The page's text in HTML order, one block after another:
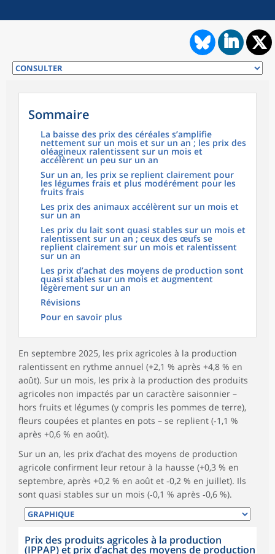
Sommaire
La baisse des prix des céréales s’amplifie
nettement sur un mois et sur un an ; les prix des
oléagineux ralentissent sur un mois et
accélèrent un peu sur un an
Sur un an, les prix se replient clairement pour
les légumes frais et plus modérément pour les
fruits frais
Les prix des animaux accélèrent sur un mois et
sur un an
Les prix du lait sont quasi stables sur un mois et
ralentissent sur un an ; ceux des œufs se
replient clairement sur un mois et ralentissent
sur un an
Les prix d’achat des moyens de production sont
quasi stables sur un mois et augmentent
légèrement sur un an
Révisions
Pour en savoir plus
En septembre 2025, les prix agricoles à la production
ralentissent en rythme annuel (+2,1 % après +4,8 % en
août). Sur un mois, les prix à la production des produits
agricoles non impactés par un caractère saisonnier –
hors fruits et légumes (y compris les pommes de terre),
fleurs coupées et plantes en pots – se replient (‑1,1 %
après +0,6 % en août).
Sur un an, les prix d’achat des moyens de production
agricole confirment leur retour à la hausse (+0,3 % en
septembre, après +0,2 % en août et ‑0,2 % en juillet). Ils
sont quasi stables sur un mois (‑0,1 % après ‑0,6 %).
Prix des produits agricoles à la production
(IPPAP) et prix d’achat des moyens de production